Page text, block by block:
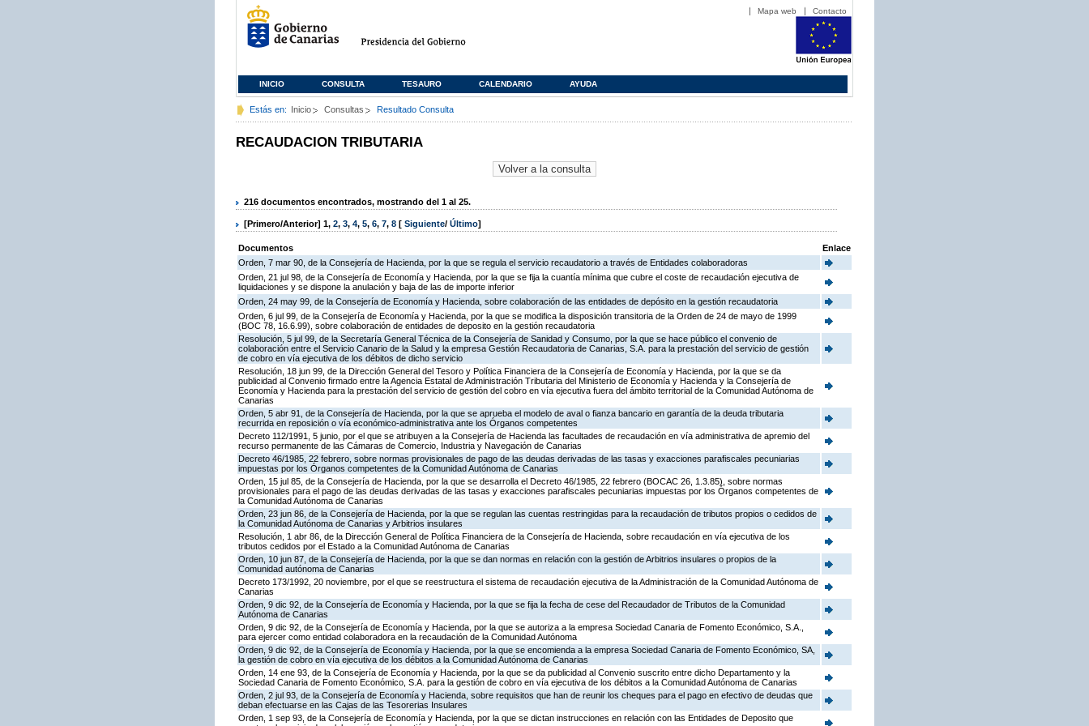
Mapa web Contacto
INICIO CONSULTA TESAURO CALENDARIO AYUDA
Estás en: Inicio Consultas Resultado Consulta
RECAUDACION TRIBUTARIA
216 documentos encontrados, mostrando del 1 al 25.
[Primero/Anterior] 1, 2, 3, 4, 5, 6, 7, 8 [ Siguiente/ Último]
Documentos
Enlace
Orden, 7 mar 90, de la Consejería de Hacienda, por la que se regula el servicio recaudatorio a través de Entidades colaboradoras
Orden, 21 jul 98, de la Consejería de Economía y Hacienda, por la que se fija la cuantía mínima que cubre el coste de recaudación ejecutiva de
liquidaciones y se dispone la anulación y baja de las de importe inferior
Orden, 24 may 99, de la Consejería de Economía y Hacienda, sobre colaboración de las entidades de depósito en la gestión recaudatoria
Orden, 6 jul 99, de la Consejería de Economía y Hacienda, por la que se modifica la disposición transitoria de la Orden de 24 de mayo de 1999
(BOC 78, 16.6.99), sobre colaboración de entidades de deposito en la gestión recaudatoria
Resolución, 5 jul 99, de la Secretaría General Técnica de la Consejería de Sanidad y Consumo, por la que se hace público el convenio de
colaboración entre el Servicio Canario de la Salud y la empresa Gestión Recaudatoria de Canarias, S.A. para la prestación del servicio de gestión
de cobro en vía ejecutiva de los débitos de dicho servicio
Resolución, 18 jun 99, de la Dirección General del Tesoro y Política Financiera de la Consejería de Economía y Hacienda, por la que se da
publicidad al Convenio firmado entre la Agencia Estatal de Administración Tributaria del Ministerio de Economía y Hacienda y la Consejería de
Economía y Hacienda para la prestación del servicio de gestión del cobro en vía ejecutiva fuera del ámbito territorial de la Comunidad Autónoma de
Canarias
Orden, 5 abr 91, de la Consejería de Hacienda, por la que se aprueba el modelo de aval o fianza bancario en garantía de la deuda tributaria
recurrida en reposición o vía económico-administrativa ante los Órganos competentes
Decreto 112/1991, 5 junio, por el que se atribuyen a la Consejería de Hacienda las facultades de recaudación en vía administrativa de apremio del
recurso permanente de las Cámaras de Comercio, Industria y Navegación de Canarias
Decreto 46/1985, 22 febrero, sobre normas provisionales de pago de las deudas derivadas de las tasas y exacciones parafiscales pecuniarias
impuestas por los Órganos competentes de la Comunidad Autónoma de Canarias
Orden, 15 jul 85, de la Consejería de Hacienda, por la que se desarrolla el Decreto 46/1985, 22 febrero (BOCAC 26, 1.3.85), sobre normas
provisionales para el pago de las deudas derivadas de las tasas y exacciones parafiscales pecuniarias impuestas por los Órganos competentes de
la Comunidad Autónoma de Canarias
Orden, 23 jun 86, de la Consejería de Hacienda, por la que se regulan las cuentas restringidas para la recaudación de tributos propios o cedidos de
la Comunidad Autónoma de Canarias y Arbitrios insulares
Resolución, 1 abr 86, de la Dirección General de Política Financiera de la Consejería de Hacienda, sobre recaudación en vía ejecutiva de los
tributos cedidos por el Estado a la Comunidad Autónoma de Canarias
Orden, 10 jun 87, de la Consejería de Hacienda, por la que se dan normas en relación con la gestión de Arbitrios insulares o propios de la
Comunidad autónoma de Canarias
Decreto 173/1992, 20 noviembre, por el que se reestructura el sistema de recaudación ejecutiva de la Administración de la Comunidad Autónoma de
Canarias
Orden, 9 dic 92, de la Consejería de Economía y Hacienda, por la que se fija la fecha de cese del Recaudador de Tributos de la Comunidad
Autónoma de Canarias
Orden, 9 dic 92, de la Consejería de Economía y Hacienda, por la que se autoriza a la empresa Sociedad Canaria de Fomento Económico, S.A.,
para ejercer como entidad colaboradora en la recaudación de la Comunidad Autónoma
Orden, 9 dic 92, de la Consejería de Economía y Hacienda, por la que se encomienda a la empresa Sociedad Canaria de Fomento Económico, SA,
la gestión de cobro en vía ejecutiva de los débitos a la Comunidad Autónoma de Canarias
Orden, 14 ene 93, de la Consejería de Economía y Hacienda, por la que se da publicidad al Convenio suscrito entre dicho Departamento y la
Sociedad Canaria de Fomento Económico, S.A. para la gestión de cobro en vía ejecutiva de los débitos a la Comunidad Autónoma de Canarias
Orden, 2 jul 93, de la Consejería de Economía y Hacienda, sobre requisitos que han de reunir los cheques para el pago en efectivo de deudas que
deban efectuarse en las Cajas de las Tesorerias Insulares
Orden, 1 sep 93, de la Consejería de Economía y Hacienda, por la que se dictan instrucciones en relación con las Entidades de Deposito que